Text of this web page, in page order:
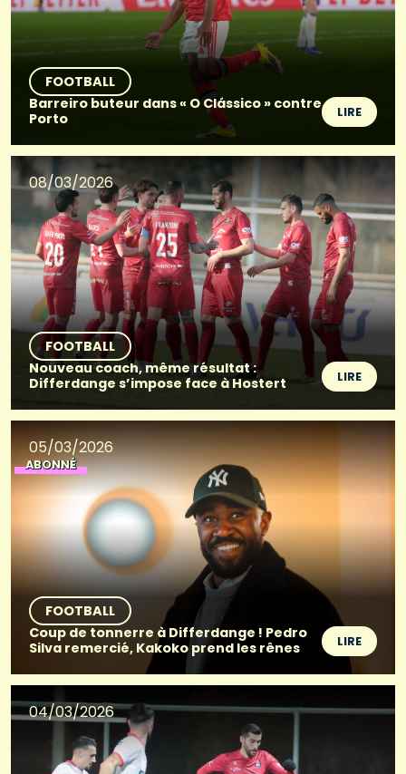
FOOTBALL
Barreiro buteur dans « O Clássico » contre
Porto
LIRE
08/03/2026
FOOTBALL
Nouveau coach, même résultat :
Differdange s’impose face à Hostert
LIRE
05/03/2026
ABONNÉ
FOOTBALL
Coup de tonnerre à Differdange ! Pedro
Silva remercié, Kakoko prend les rênes
LIRE
04/03/2026